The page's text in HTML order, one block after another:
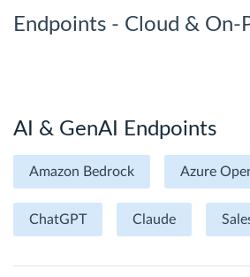
Endpoints - Cloud & On-
AI & GenAI Endpoints
Amazon Bedrock Azure
ChatGPT Claude